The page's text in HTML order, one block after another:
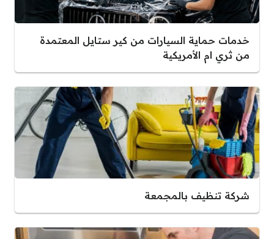
خدمات حماية السيارات من كير ستايل المعتمدة
من ثري ام الأمريكية
شركة تنظيف بالمجمعة